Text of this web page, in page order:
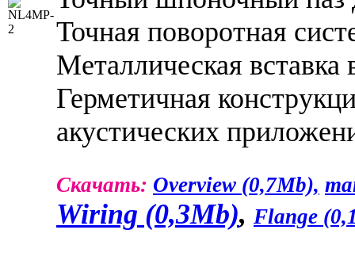
Точная поворотная
Металлическая
Герметичная
акустических
Скачать: Overview (0,7Mb),
Wiring (0,3Mb), Flange